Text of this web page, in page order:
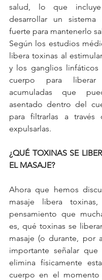
salud, lo que
desarrollar un sistema
fuerte para mantenerlo
Según los estudios
libera toxinas al
y los ganglios linfáticos
cuerpo para liberar
acumuladas que
asentado dentro del
para filtrarlas a
expulsarlas.
¿QUÉ TOXINAS SE
EL MASAJE?
Ahora que hemos
masaje libera
pensamiento que
es, qué toxinas se
masaje (o durante, por
importante señalar
elimina físicamente
cuerpo en el